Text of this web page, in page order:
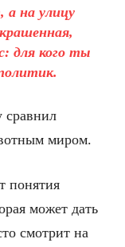
а на улицу
для кого ты
сравнил
миром.
понятия
может дать
смотрит на